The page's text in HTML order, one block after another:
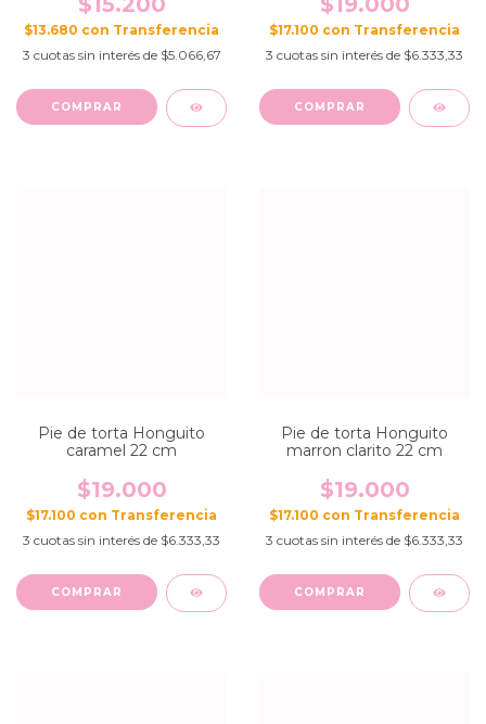
$13.680 con
3 cuotas sin interés de $5.066,67
$17.100 con
3 cuotas sin interés de $6.333,33
Pie de torta Honguito
caramel 22 cm
$19.000
$17.100 con
3 cuotas sin interés de $6.333,33
Pie de torta Honguito
marron clarito 22 cm
$19.000
$17.100 con
3 cuotas sin interés de $6.333,33